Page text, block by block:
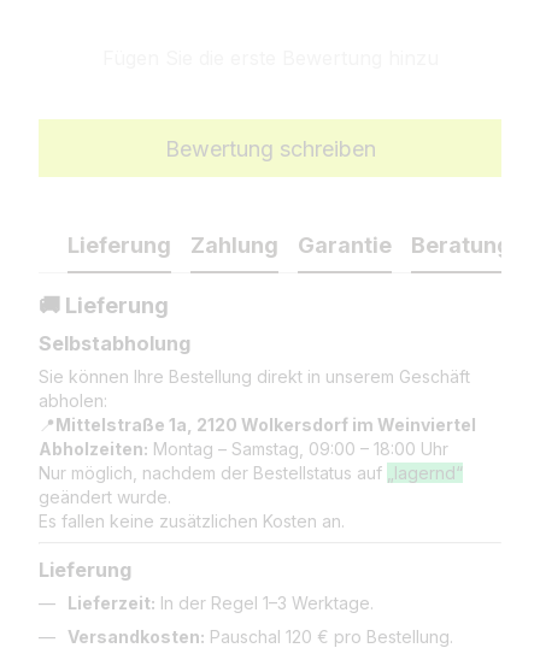
Bewertung schreiben
Lieferung Zahlung Garantie Beratung
🚚 Lieferung
Selbstabholung
Sie können Ihre Bestellung direkt in unserem Geschäft
abholen:
📍Mittelstraße 1a, 2120 Wolkersdorf im Weinviertel
Abholzeiten: Montag – Samstag, 09:00 – 18:00 Uhr
Nur möglich, nachdem der Bestellstatus auf
„lagernd“
geändert wurde.
Es fallen keine zusätzlichen Kosten an.
Lieferung
Lieferzeit: In der Regel 1–3 Werktage.
Versandkosten: Pauschal 120 € pro Bestellung.